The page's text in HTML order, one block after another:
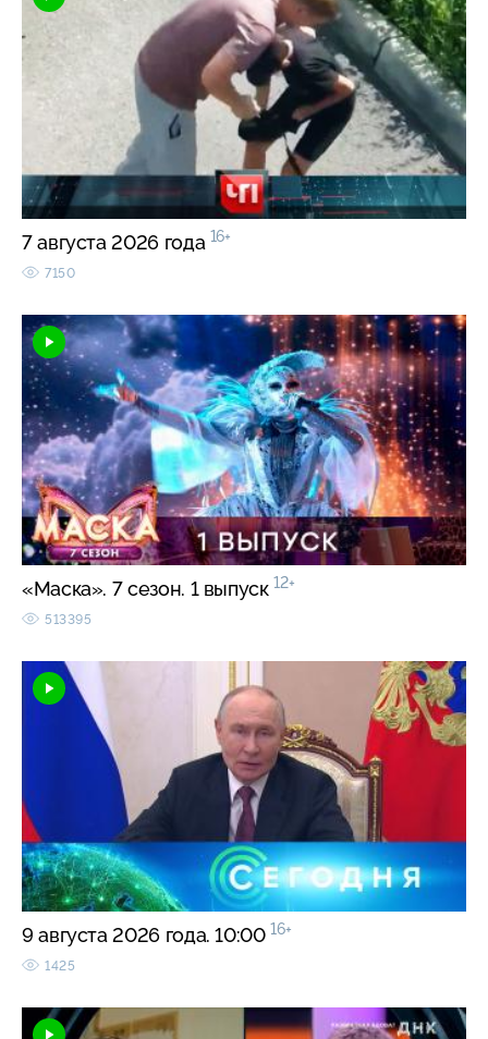
7 августа 2026 года 16+
7150
«Маска». 7 сезон. 1 выпуск 12+
513395
9 августа 2026 года. 10:00 16+
1425